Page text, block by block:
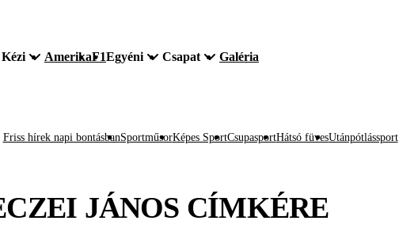
Kézi AmerikaF1Egyéni Csapat Galéria
Friss hírek napi bontásbanSportműsorKépes SportCsupasportHátsó füvesUtánpótlássport
JÁNOS CÍMKÉRE